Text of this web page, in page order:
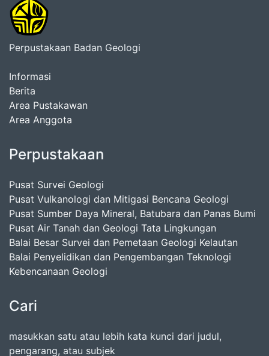
Perpustakaan Badan Geologi
Informasi
Berita
Area Pustakawan
Area Anggota
Perpustakaan
Pusat Survei Geologi
Pusat Vulkanologi dan Mitigasi Bencana Geologi
Pusat Sumber Daya Mineral, Batubara dan Panas Bumi
Pusat Air Tanah dan Geologi Tata Lingkungan
Balai Besar Survei dan Pemetaan Geologi Kelautan
Balai Penyelidikan dan Pengembangan Teknologi
Kebencanaan Geologi
Cari
masukkan satu atau lebih kata kunci dari judul,
pengarang, atau subjek